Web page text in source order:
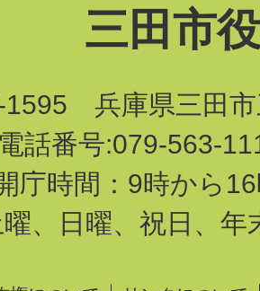
三田市
1595 兵庫県三田市
電話番号:079-563-
庁時間：9時から
曜、日曜、祝日、年